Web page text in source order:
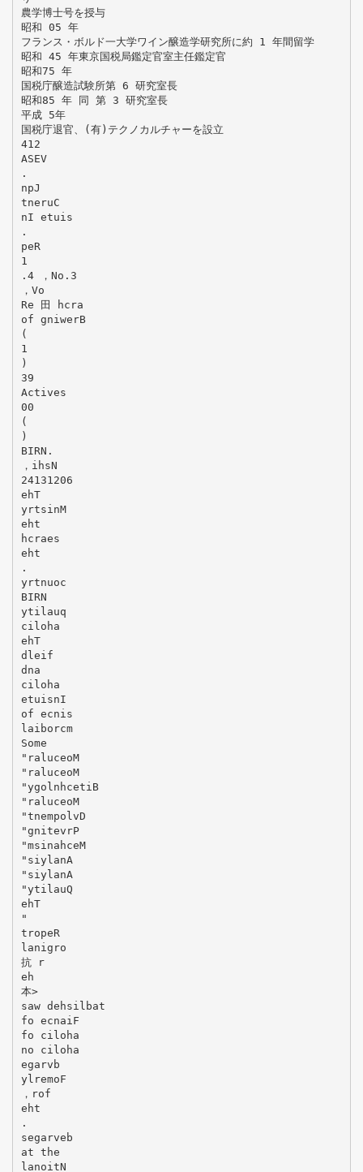
農学博士号を授与
昭和 05 年
フランス・ボルド一大学ワイン醸造学研究所に約 1 年間留学
昭和 45 年東京国税局鑑定官室主任鑑定官
昭和75 年
国税庁醸造試験所第 6 研究室長
昭和85 年 同 第 3 研究室長
平成 5年
国税庁退官、(有)テクノカルチャーを設立
412
ASEV
.
npJ
tneruC
nI etuis
.
peR
1
.4 ，No.3
，Vo
Re 田 hcra
of gniwerB
(
1
)
39
Actives
00
(
)
BIRN.
，ihsN
24131206
ehT
yrtsinM
eht
hcraes
eht
.
yrtnuoc
BIRN
ytilauq
ciloha
ehT
dleif
dna
ciloha
etuisnI
of ecnis
laiborcm
Some
"raluceoM
"raluceoM
"ygolnhcetiB
"raluceoM
"tnempolvD
"gnitevrP
"msinahceM
"siylanA
"siylanA
"ytilauQ
ehT
"
tropeR
lanigro
抗 r
eh
本>
saw dehsilbat
fo ecnaiF
fo ciloha
no ciloha
egarvb
ylremoF
，rof
eht
.
segarveb
at the
lanoitN